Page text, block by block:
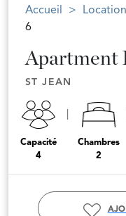
Accueil
6
Apartment
ST JEAN
Capacité
4
Chambres
2